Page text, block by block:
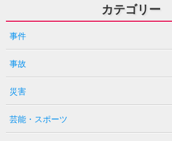
カテゴリー
事件
事故
災害
芸能・スポーツ